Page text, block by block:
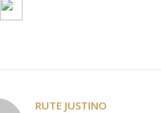
RUTE JUSTINO